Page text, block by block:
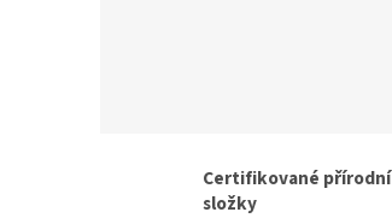
Certifikované přírodní
složky